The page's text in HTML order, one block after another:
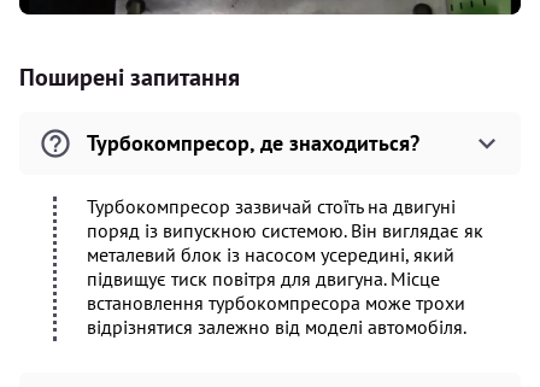
Поширені запитання
Турбокомпресор, де знаходиться?
Турбокомпресор зазвичай стоїть на двигуні
поряд із випускною системою. Він виглядає як
металевий блок із насосом усередині, який
підвищує тиск повітря для двигуна. Місце
встановлення турбокомпресора може трохи
відрізнятися залежно від моделі автомобіля.